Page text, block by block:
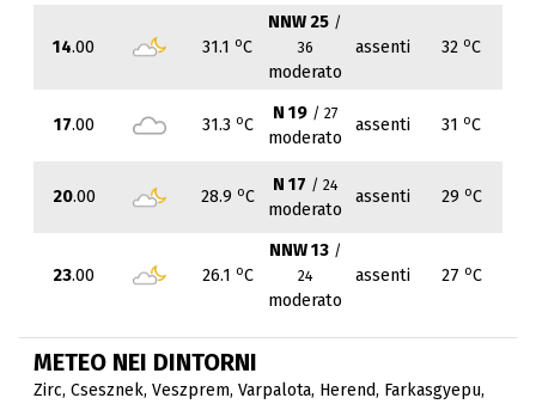
14.00 31.1 oC
NNW 25 /
36
moderato
assenti 32 oC
17.00 31.3 oC
N 19 / 27
moderato
assenti 31 oC
20.00 28.9 oC
N 17 / 24
moderato
assenti 29 oC
23.00 26.1 oC
NNW 13 /
24
moderato
assenti 27 oC
METEO NEI DINTORNI
Zirc, Csesznek, Veszprem, Varpalota, Herend, Farkasgyepu,